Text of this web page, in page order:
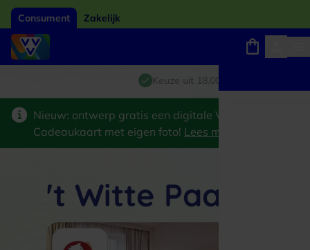
Consument Zakelijk
Giftcard van het jaar 2026
Keuze uit 18.000 locaties
Winkels, webshops en uitjes
Nieuw: ontwerp gratis een digitale VVV
Cadeaukaart met eigen foto! Lees meer
't Witte Paard